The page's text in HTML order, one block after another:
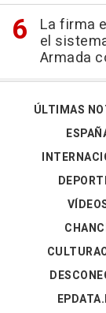
La firma
el
Armada
ÚLTIMAS